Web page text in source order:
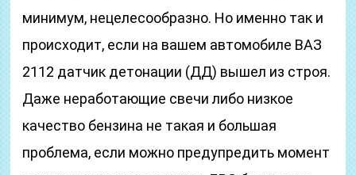
минимум, нецелесообразно. Но именно так и
происходит, если на вашем автомобиле ВАЗ
2112 датчик детонации (ДД) вышел из строя.
Даже неработающие свечи либо низкое
качество бензина не такая и большая
проблема, если можно предупредить момент